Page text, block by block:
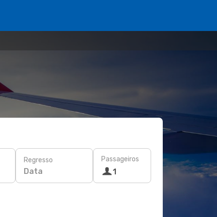
Regresso
Data
Passageiros
1